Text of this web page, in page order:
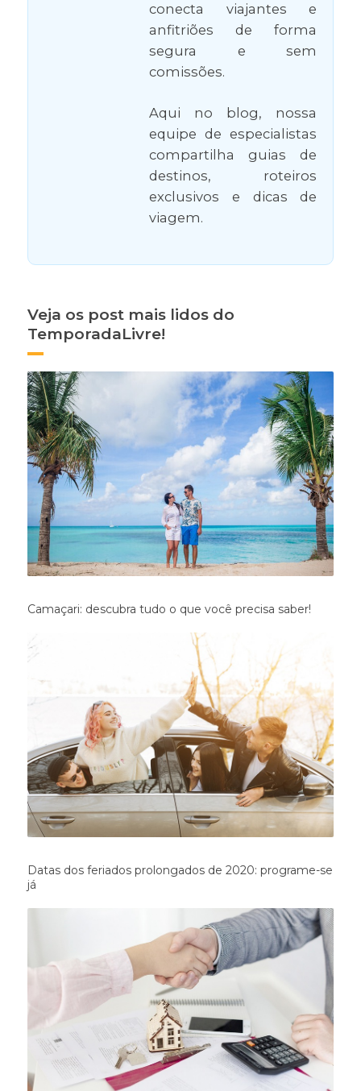
conecta viajantes e
anfitriões de forma
segura e sem
comissões.
Aqui no blog, nossa
equipe de especialistas
compartilha guias de
destinos, roteiros
exclusivos e dicas de
viagem.
Veja os post mais lidos do
TemporadaLivre!
Camaçari: descubra tudo o que você precisa saber!
Datas dos feriados prolongados de 2020: programe-se
já